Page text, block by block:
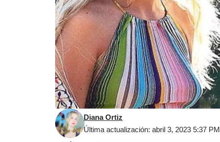
Última actualización: abril 3, 2023 5:37 PM
Diana Ortiz